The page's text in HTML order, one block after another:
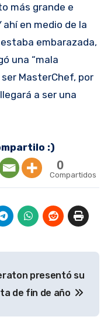
más grande e
en medio de la
embarazada,
una “mala
ser MasterChef, por
a ser una
:)
0
Compartidos
presentó su
de fin de año